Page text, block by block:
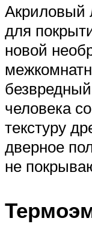
Акриловый
для
новой
человека
текстуру
дверное
не